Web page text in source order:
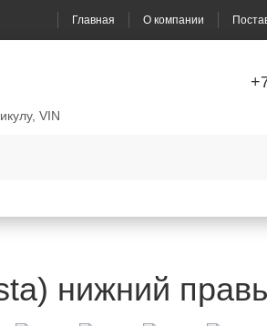
Главная О компании
VIN
нижний